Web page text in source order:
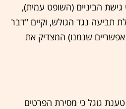
הביניים (השופט עמית),
תביעה נגד הגולש, וקיים "דבר
שנמנו) המצדיק את
גוגל כי מסירת הפרטים